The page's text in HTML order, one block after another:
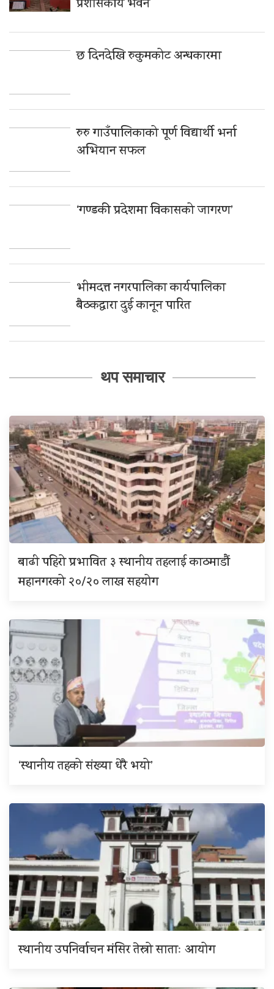
प्रशासकीय भवन
छ दिनदेखि रुकुमकोट अन्धकारमा
रुरु गाउँपालिकाको पूर्ण विद्यार्थी भर्ना
अभियान सफल
‘गण्डकी प्रदेशमा विकासको जागरण’
भीमदत्त नगरपालिका कार्यपालिका
बैठकद्वारा दुई कानून पारित
थप समाचार
बाढी पहिरो प्रभावित ३ स्थानीय तहलाई काठमाडौं
महानगरको २०/२० लाख सहयोग
‘स्थानीय तहको संख्या धेरै भयो’
स्थानीय उपनिर्वाचन मंसिर तेस्रो साताः आयोग